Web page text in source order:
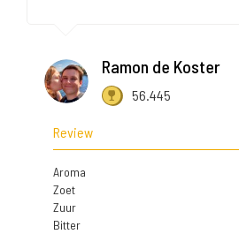
Ramon de Koster
56.445
Review
Aroma
Zoet
Zuur
Bitter